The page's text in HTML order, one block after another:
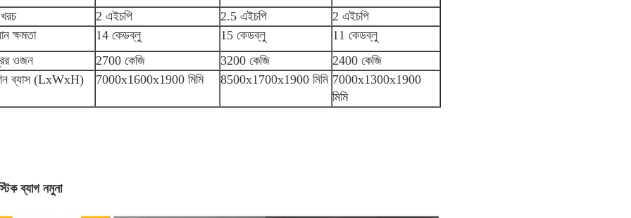
2 এইচপি 2.5 এইচপি
2 এইচপি
ক্ষমতা
14 কেডব্লু 15 কেডব্লু
11 কেডব্লু
ওজন
2700 কেজি 3200 কেজি
2400 কেজি
ব্যাস (LxWxH)
7000x1600x1900 মিমি 8500x1700x1900 মিমি 7000x1300x1900
মিমি
ব্যাগ নমুনা